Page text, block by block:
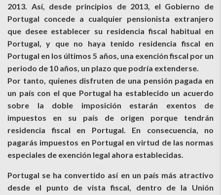
2013. Así, desde principios de 2013, el Gobierno de
Portugal concede a cualquier pensionista extranjero
que desee establecer su residencia fiscal habitual en
Portugal, y que no haya tenido residencia fiscal en
Portugal en los últimos 5 años, una exención fiscal por un
periodo de 10 años, un plazo que podría extenderse.
Por tanto, quienes disfruten de una pensión pagada en
un país con el que Portugal ha establecido un acuerdo
sobre la doble imposición estarán exentos de
impuestos en su país de origen porque tendrán
residencia fiscal en Portugal. En consecuencia, no
pagarás impuestos en Portugal en virtud de las normas
especiales de exención legal ahora establecidas.
Portugal se ha convertido así en un país más atractivo
desde el punto de vista fiscal, dentro de la Unión